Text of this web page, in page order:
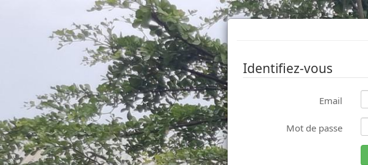
Identifiez-vous
Email
Mot de passe